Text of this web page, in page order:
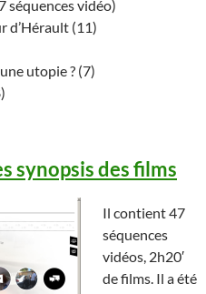
séquences vidéo)
d’Hérault (11)
utopie ? (7)
synopsis des films
Il contient 47
séquences
vidéos, 2h20′
de films. Il a été